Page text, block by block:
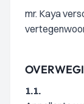
mr. Kaya
1.1.